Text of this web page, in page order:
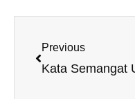
Previous